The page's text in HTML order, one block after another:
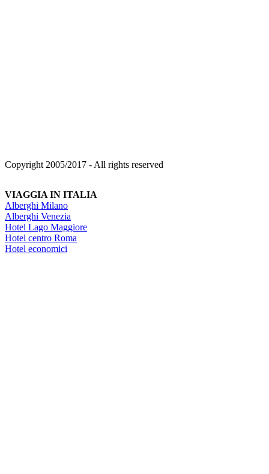
Copyright 2005/2017 - All rights reserved
VIAGGIA IN ITALIA
Alberghi Milano
Alberghi Venezia
Hotel Lago Maggiore
Hotel centro Roma
Hotel economici